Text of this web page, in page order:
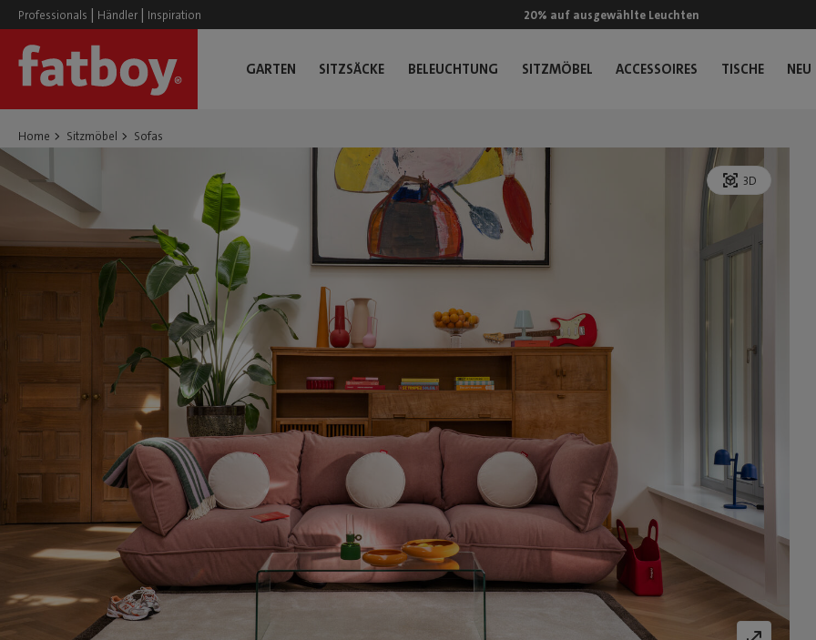
Professionals | Händler | Inspiration 20% auf ausgewählte Leuchten
GARTEN SITZSÄCKE BELEUCHTUNG SITZMÖBEL ACCESSOIRES TISCHE NEU
Home Sitzmöbel Sofas
3D